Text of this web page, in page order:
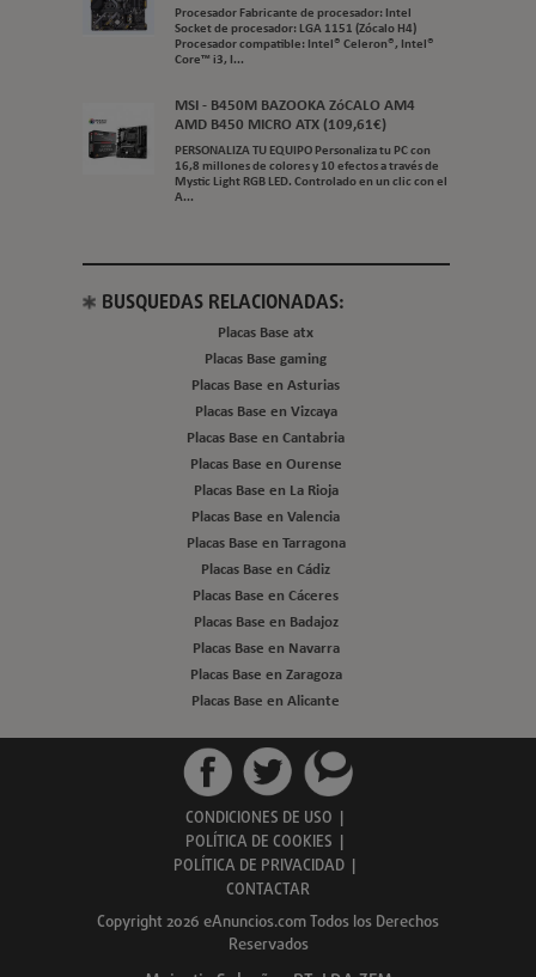
Procesador Fabricante de procesador: Intel
Socket de procesador: LGA 1151 (Zócalo H4)
Procesador compatible: Intel® Celeron®, Intel®
Core™ i3, I...
MSI - B450M BAZOOKA ZóCALO AM4
AMD B450 MICRO ATX (109,61€)
PERSONALIZA TU EQUIPO Personaliza tu PC con
16,8 millones de colores y 10 efectos a través de
Mystic Light RGB LED. Controlado en un clic con el
A...
BUSQUEDAS RELACIONADAS:
Placas Base atx
Placas Base gaming
Placas Base en Asturias
Placas Base en Vizcaya
Placas Base en Cantabria
Placas Base en Ourense
Placas Base en La Rioja
Placas Base en Valencia
Placas Base en Tarragona
Placas Base en Cádiz
Placas Base en Cáceres
Placas Base en Badajoz
Placas Base en Navarra
Placas Base en Zaragoza
Placas Base en Alicante
CONDICIONES DE USO |
POLÍTICA DE COOKIES |
POLÍTICA DE PRIVACIDAD |
CONTACTAR
Copyright 2026 eAnuncios.com Todos los Derechos
Reservados